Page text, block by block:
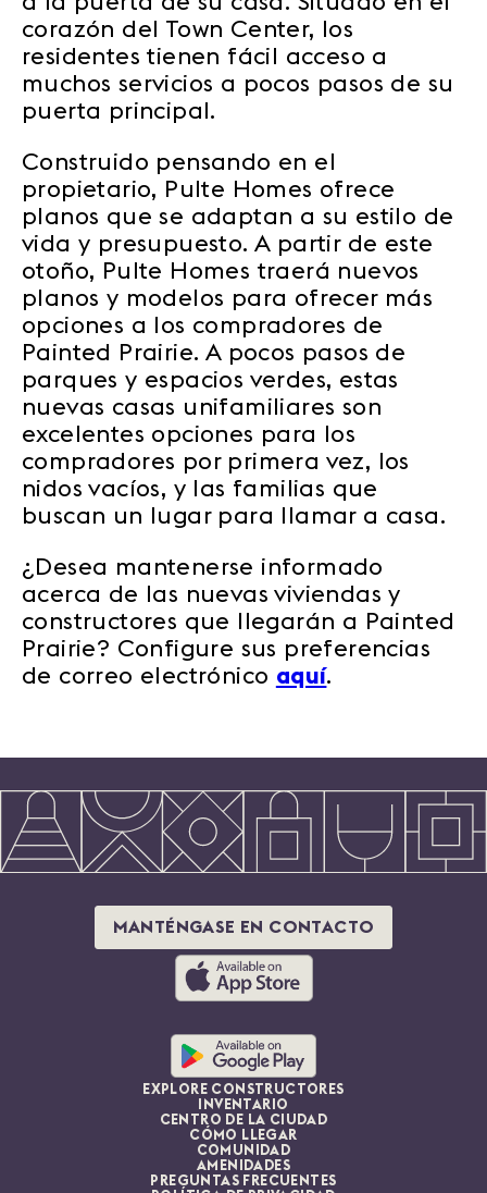
corazón del Town Center, los
residentes tienen fácil acceso a
muchos servicios a pocos pasos de su
puerta principal.
Construido pensando en el
propietario, Pulte Homes ofrece
planos que se adaptan a su estilo de
vida y presupuesto. A partir de este
otoño, Pulte Homes traerá nuevos
planos y modelos para ofrecer más
opciones a los compradores de
Painted Prairie. A pocos pasos de
parques y espacios verdes, estas
nuevas casas unifamiliares son
excelentes opciones para los
compradores por primera vez, los
nidos vacíos, y las familias que
buscan un lugar para llamar a casa.
¿Desea mantenerse informado
acerca de las nuevas viviendas y
constructores que llegarán a Painted
Prairie? Configure sus preferencias
de correo electrónico aquí.
EXPLORE CONSTRUCTORES
INVENTARIO
CENTRO DE LA CIUDAD
CÓMO LLEGAR
COMUNIDAD
AMENIDADES
PREGUNTAS FRECUENTES
MANTÉNGASE EN CONTACTO